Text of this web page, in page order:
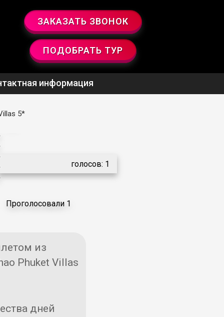
ЗАКАЗАТЬ ЗВОНОК
ПОДОБРАТЬ ТУР
информация
5*
Проголосовали 1
голосов: 1
из
Phuket Villas
дней